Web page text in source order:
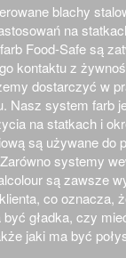
blachy
na
Food-Safe są
kontaktu z
dostarczyć w
Nasz system farb
na statkach i
są używane do
systemy
są zawsze
co oznacza,
gładka, czy
jaki ma być